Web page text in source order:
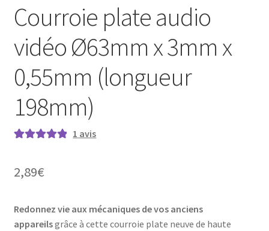
Courroie plate audio
vidéo Ø63mm x 3mm x
0,55mm (longueur
198mm)
notation
1 avis
2,89€
Redonnez vie aux mécaniques de vos anciens
appareilsgrâce à cette courroie plate neuve de haute